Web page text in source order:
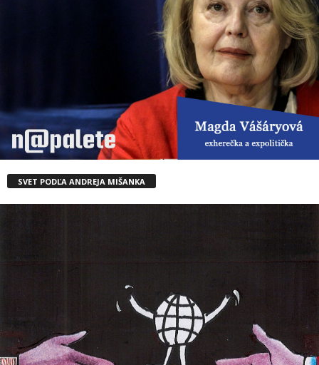
SVET PODĽA ANDREJA MIŠANKA